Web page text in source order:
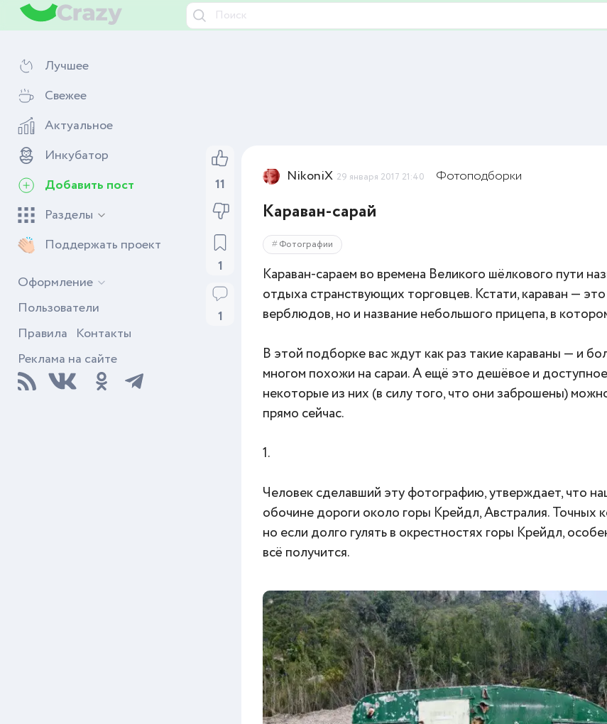
Лучшее
Свежее
Актуальное
Инкубатор
Добавить пост
Разделы
Поддержать проект
Оформление
Пользователи
Правила Контакты
Реклама на сайте
11
1
1
NikoniX 29 января 2017 21:40 Фотоподборки
Караван-сарай
Фотографии
Караван-сараем во времена Великого шёлкового пути
отдыха странствующих торговцев. Кстати, караван — это
верблюдов, но и название небольшого прицепа, в
В этой подборке вас ждут как раз такие караваны — и
многом похожи на сараи. А ещё это дешёвое и
некоторые из них (в силу того, что они заброшены)
прямо сейчас.
1.
Человек сделавший эту фотографию, утверждает, что
обочине дороги около горы Крейдл, Австралия. Точных
но если долго гулять в окрестностях горы Крейдл,
всё получится.